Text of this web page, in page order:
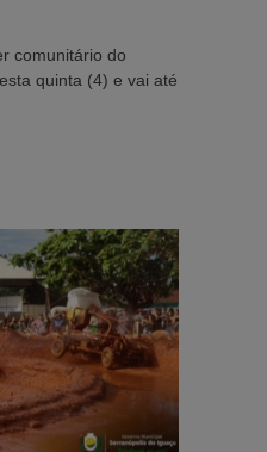
comunitário do
quinta (4) e vai até